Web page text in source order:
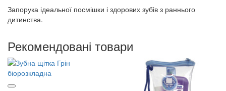
Запорука ідеальної посмішки і здорових зубів з раннього
дитинства.
Рекомендовані товари